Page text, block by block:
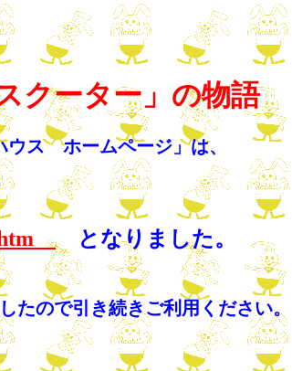
クーター」の物語
ス　ホームページ」は、
となりました。
たので引き続きご利用ください。